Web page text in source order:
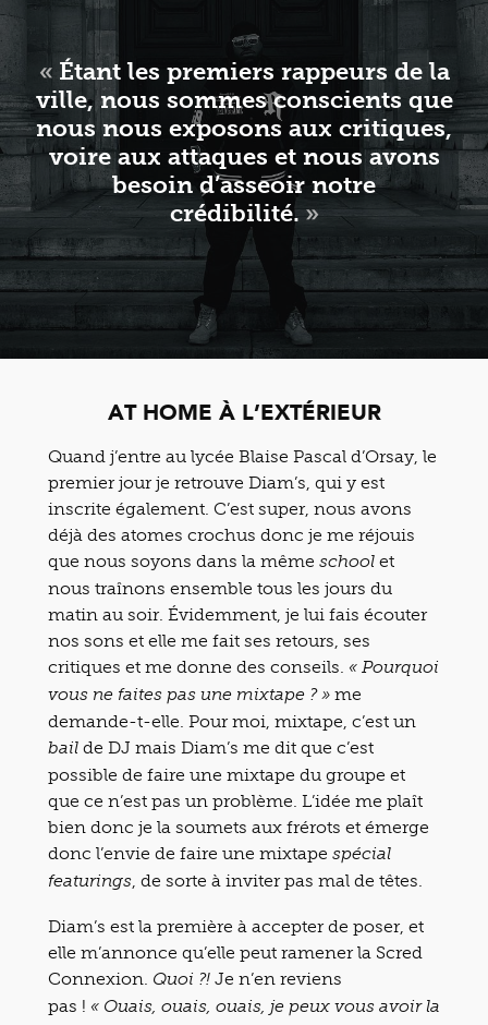
« Étant les premiers rappeurs de la
ville, nous sommes conscients que
nous nous exposons aux critiques,
voire aux attaques et nous avons
besoin d’asseoir notre
crédibilité. »
AT HOME À L’EXTÉRIEUR
Quand j’entre au lycée Blaise Pascal d’Orsay, le
premier jour je retrouve Diam’s, qui y est
inscrite également. C’est super, nous avons
déjà des atomes crochus donc je me réjouis
que nous soyons dans la même school et
nous traînons ensemble tous les jours du
matin au soir. Évidemment, je lui fais écouter
nos sons et elle me fait ses retours, ses
critiques et me donne des conseils.
« Pourquoi
vous ne faites pas une mixtape ? » me
demande-t-elle. Pour moi, mixtape, c’est un
bail de DJ mais Diam’s me dit que c’est
possible de faire une mixtape du groupe et
que ce n’est pas un problème. L’idée me plaît
bien donc je la soumets aux frérots et émerge
donc l’envie de faire une mixtape spécial
featurings , de sorte à inviter pas mal de têtes.
Diam’s est la première à accepter de poser, et
elle m’annonce qu’elle peut ramener la Scred
Connexion.
Quoi ?! Je n’en reviens
pas ! « Ouais, ouais, ouais, je peux vous avoir la